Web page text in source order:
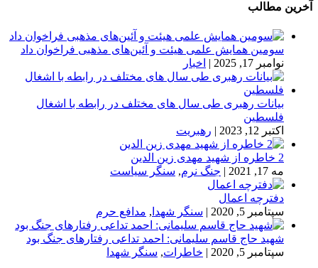
آخرین مطالب
سومین همایش علمی هیئت و آئین‌های مذهبی فراخوان داد
نوامبر 17, 2025
| اخبار
بیانات رهبری طی سال های مختلف در رابطه با اشغال
فلسطین
اکتبر 12, 2023
| رهبریت
2 خاطره از شهید مهدی زین الدین
مه 17, 2021
| جنگ نرم, سنگر سیاست
دفترچه اعمال
سپتامبر 5, 2020
| سنگر شهدا , مدافع حرم
شهید حاج قاسم سلیمانی: احمد تداعی رفتارهای جنگ بود
سپتامبر 5, 2020
| خاطرات, سنگر شهدا